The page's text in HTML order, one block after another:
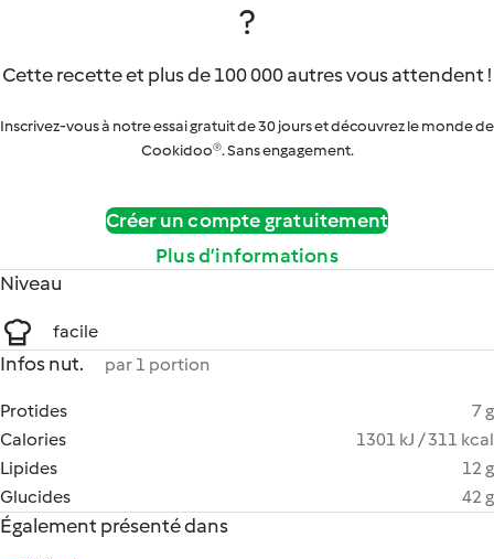
?
Cette recette et plus de 100 000 autres vous attendent !
Inscrivez-vous à notre essai gratuit de 30 jours et découvrez le monde de
Cookidoo®. Sans engagement.
Créer un compte gratuitement
Plus d’informations
Niveau
facile
Infos nut. par 1 portion
Protides
7 g
Calories
1301 kJ / 311 kcal
Lipides
12 g
Glucides
42 g
Également présenté dans